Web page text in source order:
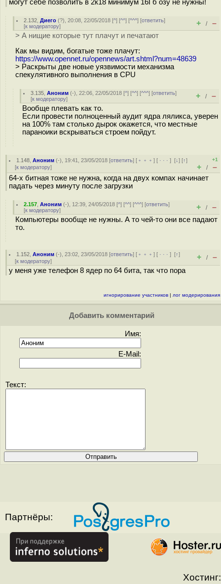
могут себе позволить в 2к18 минимум 16Гб озу не нужны!
2.132 ,Диего (?), 20:08, 22/05/2018 [^] [^^] [^^^] [ответить]
[к модератору] + / –
> А нищие которые тут плачут и печатают
Как мы видим, богатые тоже плачут:
https://www.opennet.ru/opennews/art.shtml?num=48639
> Раскрыты две новые уязвимости механизма
спекулятивного выполнения в CPU
3.135 ,Аноним (-), 22:06, 22/05/2018 [^] [^^] [^^^] [ответить]
[к модератору] + / –
Вообще плевать как то.
Если провести полноценный аудит ядра ляликса, уверен
на 100% там столько дырок окажется, что местные
параноики вскрываться строем пойдут.
1.148 ,Аноним (-), 19:41, 23/05/2018 [ответить] [ ﹢﹢﹢] [ · · ·][↓] [↑]
[к модератору]
+1
+ / –
64-х битная тоже не нужна, когда на двух компах начинает
падать через минуту после загрузки
2.157 ,Аноним (-), 12:39, 24/05/2018 [^] [^^] [^^^] [ответить]
[к модератору] + / –
Компьютеры вообще не нужны. А то чей-то они все падают
то.
1.152 ,Аноним (-), 23:02, 23/05/2018 [ответить] [ ﹢﹢﹢] [ · · ·][↑]
[к модератору] + / –
у меня уже телефон 8 ядер по 64 бита, так что пора
игнорирование участников | лог модерирования
Добавить комментарий
Имя:
E-Mail:
Текст:
Партнёры:
Хостинг: